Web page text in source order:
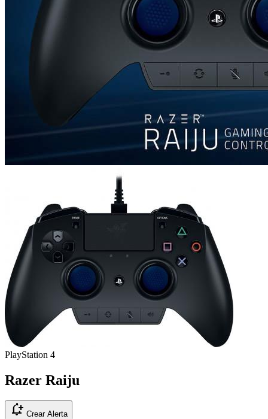
PlayStation 4
Razer Raiju
notification_add Crear Alerta